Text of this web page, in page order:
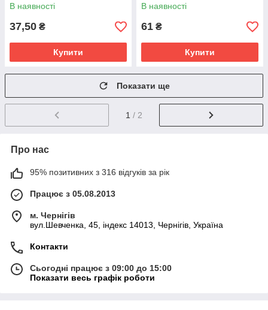
В наявності
37,50 ₴
Купити
В наявності
61 ₴
Купити
Показати ще
1 / 2
Про нас
95% позитивних з 316 відгуків за рік
Працює з 05.08.2013
м. Чернігів
вул.Шевченка, 45, індекс 14013, Чернігів, Україна
Контакти
Сьогодні працює з 09:00 до 15:00
Показати весь графік роботи